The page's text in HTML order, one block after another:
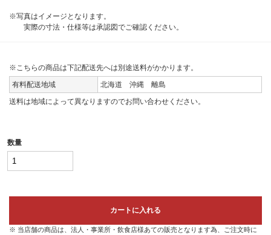
※写真はイメージとなります。
実際の寸法・仕様等は承認図でご確認ください。
※こちらの商品は下記配送先へは別途送料がかかります。
有料配送地域
北海道 沖縄 離島
送料は地域によって異なりますのでお問い合わせください。
数量
カートに入れる
※ 当店舗の商品は、法人・事業所・飲食店様あての販売となります為、ご注文時に